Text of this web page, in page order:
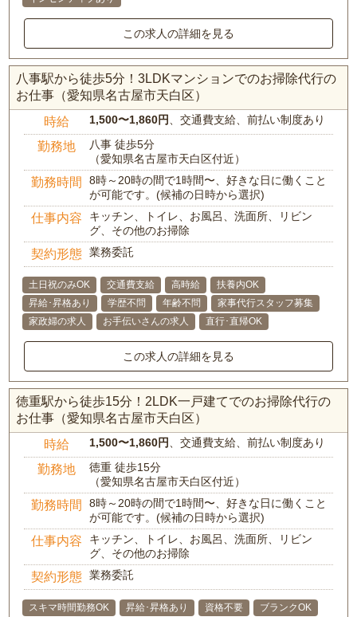
この求人の詳細を見る
八事駅から徒歩5分！3LDKマンションでのお掃除代行の
お仕事（愛知県名古屋市天白区）
時給 1,500〜1,860円 、交通費支給、前払い制度あり
勤務地
八事 徒歩5分
（愛知県名古屋市天白区付近）
勤務時間
8時～20時の間で1時間〜、好きな日に働くこと
が可能です。(候補の日時から選択)
仕事内容
キッチン、トイレ、お風呂、洗面所、リビン
グ、その他のお掃除
契約形態 業務委託
土日祝のみOK 交通費支給 高時給
扶養内OK
昇給･昇格あり
学歴不問 年齢不問
家事代行スタッフ募集
家政婦の求人
お手伝いさんの求人 直行･直帰OK
この求人の詳細を見る
徳重駅から徒歩15分！2LDK一戸建てでのお掃除代行の
お仕事（愛知県名古屋市天白区）
時給 1,500〜1,860円 、交通費支給、前払い制度あり
勤務地
徳重 徒歩15分
（愛知県名古屋市天白区付近）
勤務時間
8時～20時の間で1時間〜、好きな日に働くこと
が可能です。(候補の日時から選択)
仕事内容
キッチン、トイレ、お風呂、洗面所、リビン
グ、その他のお掃除
契約形態 業務委託
スキマ時間勤務OK 昇給･昇格あり 資格不要
ブランクOK